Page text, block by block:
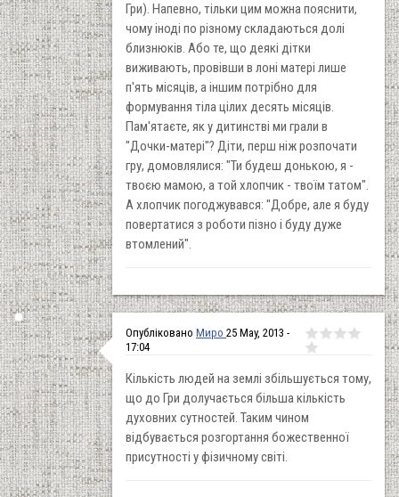
Гри). Напевно, тільки цим можна пояснити,
чому іноді по різному складаються долі
близнюків. Або те, що деякі дітки
виживають, провівши в лоні матері лише
п'ять місяців, а іншим потрібно для
формування тіла цілих десять місяців.
Пам'ятаєте, як у дитинстві ми грали в
"Дочки-матері"? Діти, перш ніж розпочати
гру, домовлялися: "Ти будеш донькою, я -
твоєю мамою, а той хлопчик - твоїм татом".
А хлопчик погоджувався: "Добре, але я буду
повертатися з роботи пізно і буду дуже
втомлений".
Опубліковано Миро 25 May, 2013 -
17:04
Кількість людей на землі збільшується тому,
що до Гри долучається більша кількість
духовних сутностей. Таким чином
відбувається розгортання божественної
присутності у фізичному світі.